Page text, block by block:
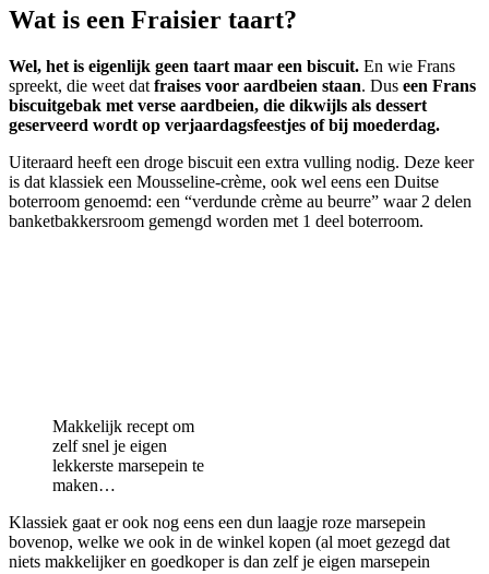
Wat is een Fraisier taart?
Wel, het is eigenlijk geen taart maar een biscuit. En wie Frans
spreekt, die weet dat fraises voor aardbeien staan. Dus een Frans
biscuitgebak met verse aardbeien, die dikwijls als dessert
geserveerd wordt op verjaardagsfeestjes of bij moederdag.
Uiteraard heeft een droge biscuit een extra vulling nodig. Deze keer
is dat klassiek een Mousseline-crème, ook wel eens een Duitse
boterroom genoemd: een “verdunde crème au beurre” waar 2 delen
banketbakkersroom gemengd worden met 1 deel boterroom.
Makkelijk recept om
zelf snel je eigen
lekkerste marsepein te
maken…
Klassiek gaat er ook nog eens een dun laagje roze marsepein
bovenop, welke we ook in de winkel kopen (al moet gezegd dat
niets makkelijker en goedkoper is dan zelf je eigen marsepein